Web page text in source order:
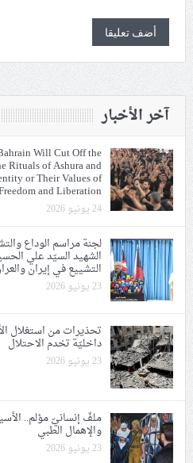
آخر الأخبار
Will Cut Off the
Rituals of Ashura and
or Their Values of
Freedom and Liberation
24 يونيو 2026
لجنة مراسم الوداع
الشهيد السيّد علي
التشييع في إيران
23 يونيو 2026
تحذيرات من استغلال
داخليّة تخدم الاحتلال
23 يونيو 2026
ملفّ إنسانيّ مؤلم..
والإهمال الطبي
23 يونيو 2026